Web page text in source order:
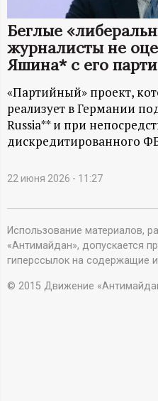
Й
Д
А
Н
-
и
н
ф
о
Беглые
журналисты не
Яшина* с его
«Партийный» проект,
реализует в Германии
Russia** и при
дискредитированного
22 июня 2026 - 11:27
Использование материалов,
«Антимайдан», допускается
гиперссылок на содержащие
© 2015 Движение